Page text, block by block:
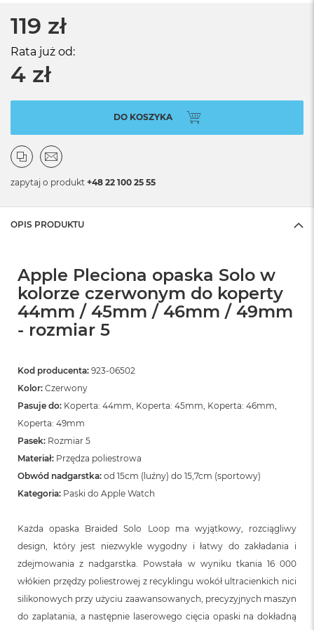
119 zł
Rata już od:
4 zł
DO KOSZYKA
zapytaj o produkt +48 22 100 25 55
OPIS PRODUKTU
Apple Pleciona opaska Solo w
kolorze czerwonym do koperty
44mm / 45mm / 46mm / 49mm
- rozmiar 5
Kod producenta: 923-06502
Kolor: Czerwony
Pasuje do: Koperta: 44mm, Koperta: 45mm, Koperta: 46mm,
Koperta: 49mm
Pasek: Rozmiar 5
Materiał: Przędza poliestrowa
Obwód nadgarstka: od 15cm (luźny) do 15,7cm (sportowy)
Kategoria: Paski do Apple Watch
Każda opaska Braided Solo Loop ma wyjątkowy, rozciągliwy
design, który jest niezwykle wygodny i łatwy do zakładania i
zdejmowania z nadgarstka. Powstała w wyniku tkania 16 000
włókien przędzy poliestrowej z recyklingu wokół ultracienkich nici
silikonowych przy użyciu zaawansowanych, precyzyjnych maszyn
do zaplatania, a następnie laserowego cięcia opaski na dokładną